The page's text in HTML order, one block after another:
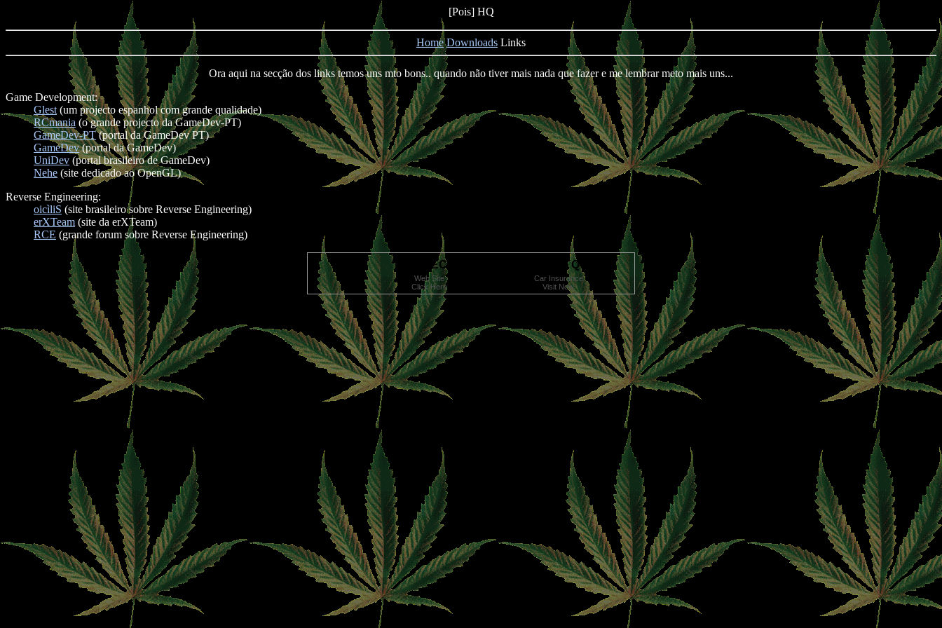
[Pois] HQ
Home Downloads Links
Ora aqui na secção dos links temos uns mto bons.. quando não tiver mais nada que fazer e me lembrar meto mais uns...
Game Development:
Glest (um projecto espanhol com grande qualidade)
RCmania (o grande projecto da GameDev-PT)
GameDev-PT(portal da GameDev PT)
GameDev(portal da GameDev)
UniDev (portal brasileiro de GameDev)
Nehe (site dedicado ao OpenGL)
Reverse Engineering:
oicìliS (site brasileiro sobre Reverse Engineering)
erXTeam (site da erXTeam)
RCE (grande forum sobre Reverse Engineering)
PROTECT YOUR FAMILY GET QUOTE
Web Site
Click Here
Car Insurance
Visit Now